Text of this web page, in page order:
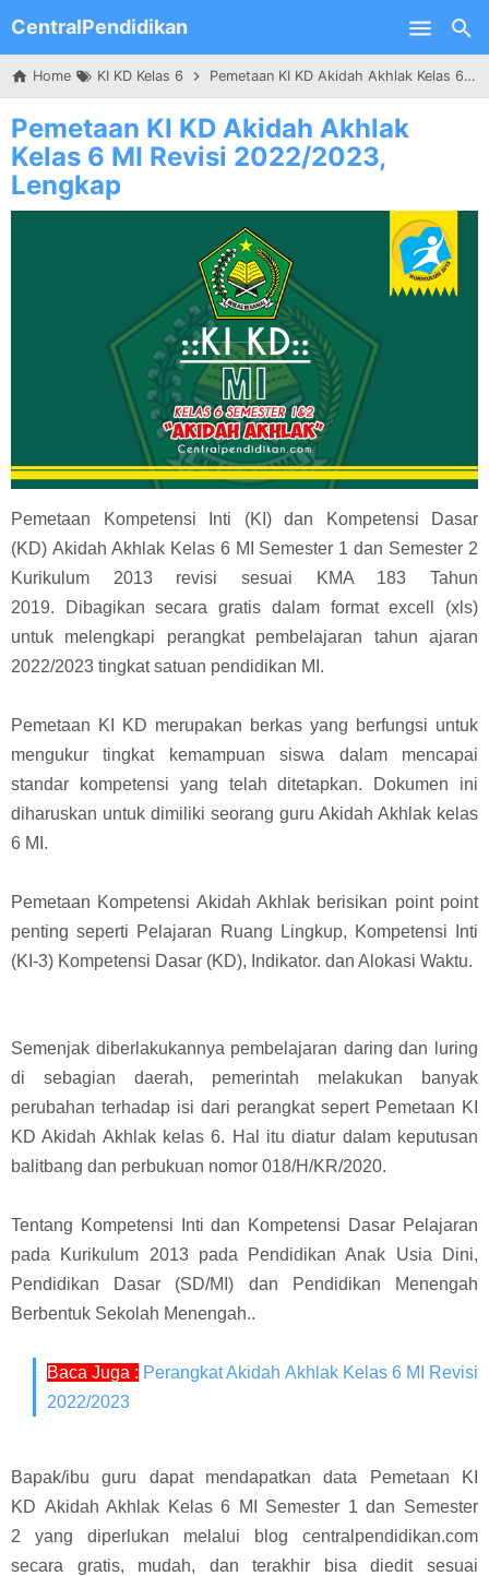
Skip to main content
CentralPendidikan
Home KI KD Kelas 6 Pemetaan KI KD Akidah Akhlak Kelas 6 MI Revisi 2022/2023, Lengkap
Pemetaan KI KD Akidah Akhlak
Kelas 6 MI Revisi 2022/2023,
Lengkap
Pemetaan Kompetensi Inti (KI) dan Kompetensi Dasar
(KD) Akidah AkhlakKelas 6 MI Semester 1 dan Semester 2
Kurikulum 2013 revisi sesuai KMA 183 Tahun
2019. Dibagikan secara gratis dalam format excell (xls)
untuk melengkapi perangkat pembelajaran tahun ajaran
2022/2023 tingkat satuan pendidikan MI.
Pemetaan KI KD merupakan berkas yang berfungsi untuk
mengukur tingkat kemampuan siswa dalam mencapai
standar kompetensi yang telah ditetapkan. Dokumen ini
diharuskan untuk dimiliki seorang guru Akidah Akhlak kelas
6 MI.
Pemetaan Kompetensi Akidah Akhlak berisikan point point
penting seperti Pelajaran Ruang Lingkup, Kompetensi Inti
(KI-3) Kompetensi Dasar (KD), Indikator. dan Alokasi Waktu.
Semenjak diberlakukannya pembelajaran daring dan luring
di sebagian daerah, pemerintah melakukan banyak
perubahan terhadap isi dari perangkat sepert Pemetaan KI
KD Akidah Akhlak kelas 6. Hal itu diatur dalam keputusan
balitbang dan perbukuan nomor 018/H/KR/2020.
Tentang Kompetensi Inti dan Kompetensi Dasar Pelajaran
pada Kurikulum 2013 pada Pendidikan Anak Usia Dini,
Pendidikan Dasar (SD/MI) dan Pendidikan Menengah
Berbentuk Sekolah Menengah..
Baca Juga : Perangkat Akidah Akhlak Kelas 6 MI Revisi
2022/2023
Bapak/ibu guru dapat mendapatkan data
Pemetaan KI
KD Akidah Akhlak Kelas 6 MI Semester 1 dan Semester
2 yang diperlukan melalui blog centralpendidikan.com
secara gratis, mudah, dan terakhir bisa diedit sesuai